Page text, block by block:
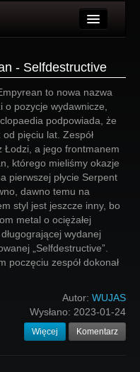
- Selfdestructive
to nowa nazwa
o pozycje wydawnicze,
podpowiada, że
od pięciu lat. Zespół
Łodzi, a jego frontmanem
którego mieliśmy okazje
pierwszej płycie Serpent
dawno temu na
styl jest jeszcze inny, bo
metal o ociężałej
wydanej
„Selfdestructive”.
poczęciu zespół dokonał
Autor: WUJAS
Wysłano: 2023-01-24
Więcej Komentarz